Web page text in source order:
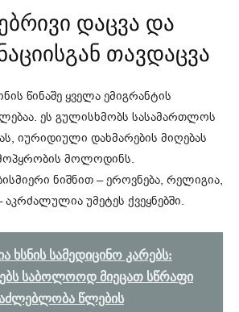
დაცვა და
თავდაცვა
წინაშე ყველა ემიგრანტის
ეს გულისხმობს სასამართლოს
იურიდიული დახმარების მიღებას
მოლოდინს.
ნიშნით – ეროვნება, რელიგია,
უმეტეს ქვეყნებში.
ხსნის სამედიცინო კარებს:
საბოლოოდ მიეცათ სწრაფი
წლების